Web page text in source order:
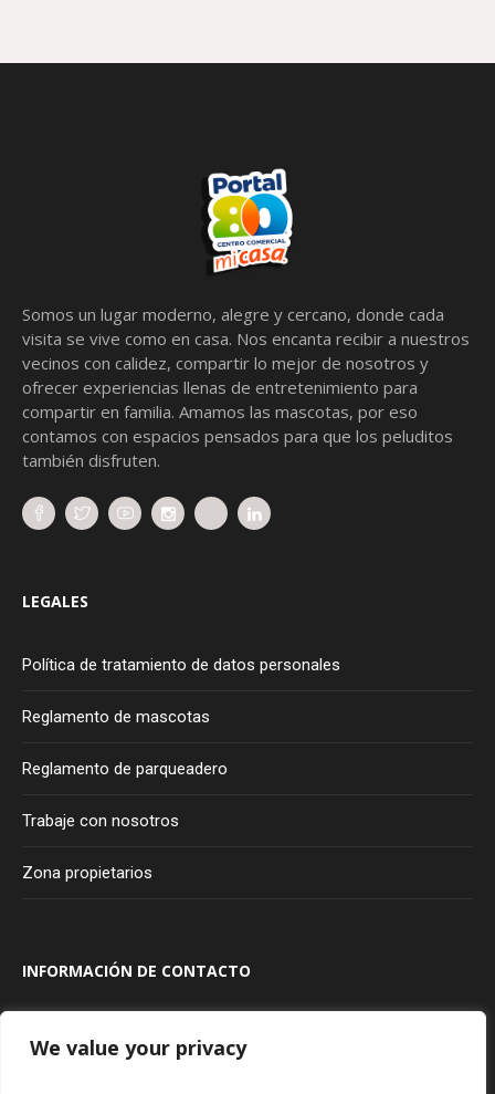
We value your privacy
Somos un lugar moderno, alegre y cercano, donde cada
visita se vive como en casa. Nos encanta recibir a nuestros
vecinos con calidez, compartir lo mejor de nosotros y
ofrecer experiencias llenas de entretenimiento para
compartir en familia. Amamos las mascotas, por eso
contamos con espacios pensados para que los peluditos
también disfruten.
LEGALES
Política de tratamiento de datos personales
Reglamento de mascotas
Reglamento de parqueadero
Trabaje con nosotros
Zona propietarios
INFORMACIÓN DE CONTACTO
Transversal 100A #80A - 20